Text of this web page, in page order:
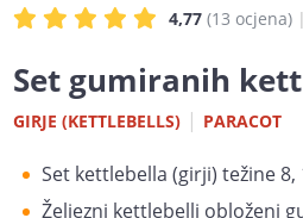
4,77(13 ocjena) |
Set gumiranih
GIRJE (KETTLEBELLS) | PARACOT
Set kettlebella (girji) težine 8,
Željezni kettlebelli obloženi